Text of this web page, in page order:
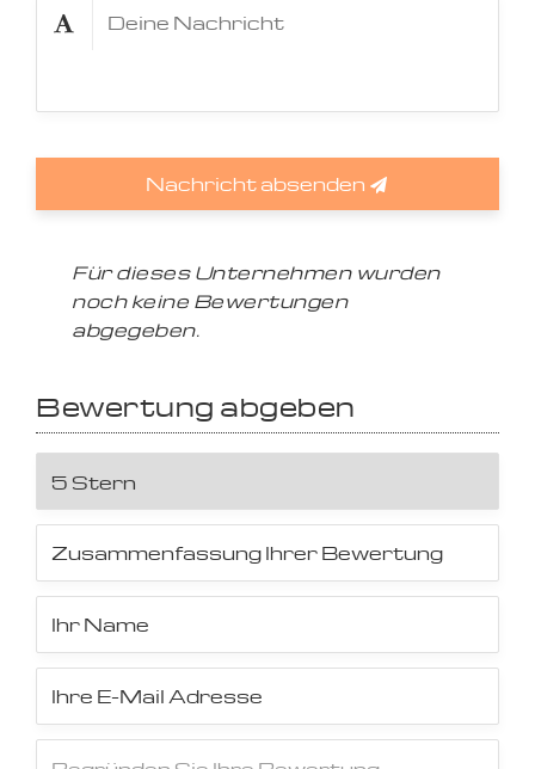
Nachricht absenden
Für dieses Unternehmen wurden
noch keine Bewertungen
abgegeben.
Bewertung abgeben